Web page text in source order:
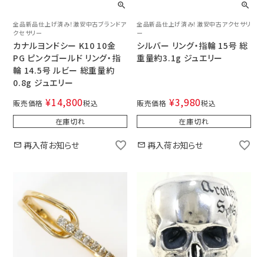
全品新品仕上げ済み！激安中古ブランドア
クセサリー
カナルヨンドシー K10 10金
PG ピンクゴールド リング・指
輪 14.5号 ルビー 総重量約
0.8g ジュエリー
販売価格 ¥14,800税込
在庫切れ
再入荷お知らせ
全品新品仕上げ済み！激安中古アクセサリ
ー
シルバー リング・指輪 15号 総
重量約3.1g ジュエリー
販売価格 ¥3,980税込
在庫切れ
再入荷お知らせ